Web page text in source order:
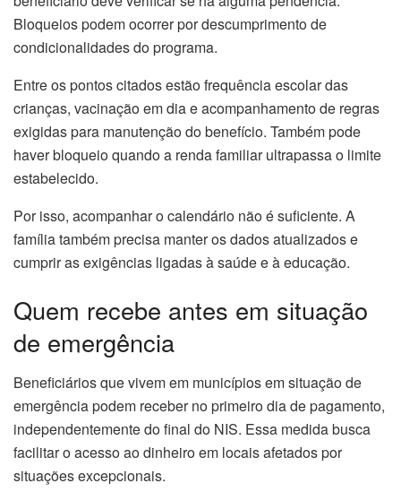
Bloqueios podem ocorrer por descumprimento de
condicionalidades do programa.
Entre os pontos citados estão frequência escolar das
crianças, vacinação em dia e acompanhamento de regras
exigidas para manutenção do benefício. Também pode
haver bloqueio quando a renda familiar ultrapassa o limite
estabelecido.
Por isso, acompanhar o calendário não é suficiente. A
família também precisa manter os dados atualizados e
cumprir as exigências ligadas à saúde e à educação.
Quem recebe antes em situação
de emergência
Beneficiários que vivem em municípios em situação de
emergência podem receber no primeiro dia de pagamento,
independentemente do final do NIS. Essa medida busca
facilitar o acesso ao dinheiro em locais afetados por
situações excepcionais.